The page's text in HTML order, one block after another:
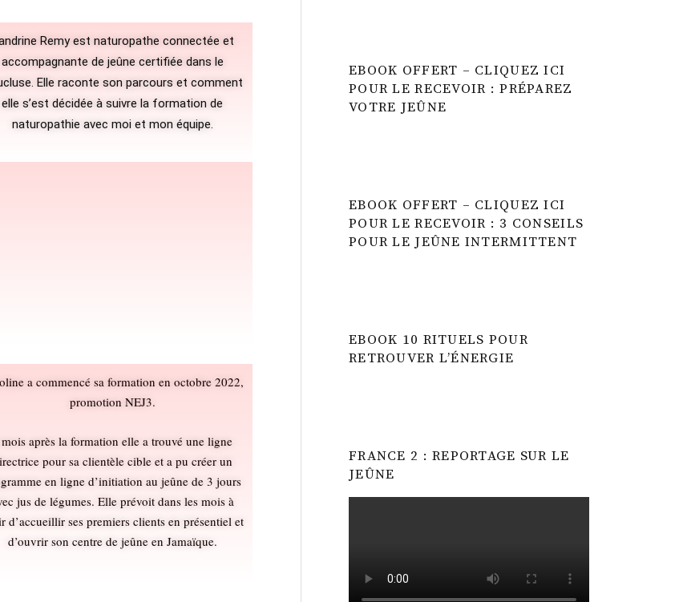
Remy est naturopathe connectée et
accompagnante de jeûne certifiée dans le
Elle raconte son parcours et comment
elle s’est décidée à suivre la formation de
naturopathie avec moi et mon équipe.
a commencé sa formation en octobre 2022,
promotion NEJ3.
après la formation elle a trouvé une ligne
pour sa clientèle cible et a pu créer un
en ligne d’initiation au jeûne de 3 jours
jus de légumes. Elle prévoit dans les mois à
d’accueillir ses premiers clients en présentiel et
d’ouvrir son centre de jeûne en Jamaïque.
EBOOK OFFERT – CLIQUEZ ICI
POUR LE RECEVOIR : PRÉPAREZ
VOTRE JEÛNE
EBOOK OFFERT – CLIQUEZ ICI
POUR LE RECEVOIR : 3 CONSEILS
POUR LE JEÛNE INTERMITTENT
EBOOK 10 RITUELS POUR
RETROUVER L’ÉNERGIE
FRANCE 2 : REPORTAGE SUR LE
JEÛNE